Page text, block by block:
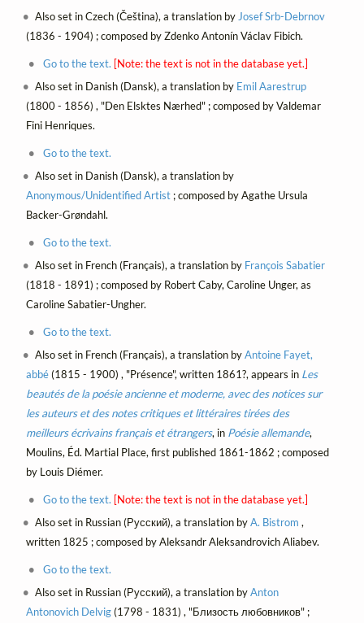
Also set in Czech (Čeština), a translation by Josef Srb-Debrnov
(1836 - 1904) ; composed by Zdenko Antonín Václav Fibich.
Go to the text. [Note: the text is not in the database yet.]
Also set in Danish (Dansk), a translation by Emil Aarestrup
(1800 - 1856) , "Den Elsktes Nærhed" ; composed by Valdemar
Fini Henriques.
Go to the text.
Also set in Danish (Dansk), a translation by
Anonymous/Unidentified Artist; composed by Agathe Ursula
Backer-Grøndahl.
Go to the text.
Also set in French (Français), a translation by François Sabatier
(1818 - 1891) ; composed by Robert Caby, Caroline Unger, as
Caroline Sabatier-Ungher.
Go to the text.
Also set in French (Français), a translation byAntoine Fayet,
abbé(1815 - 1900) , "Présence", written 1861?, appears in Les
beautés de la poésie ancienne et moderne, avec des notices sur
les auteurs et des notes critiques et littéraires tirées des
meilleurs écrivains français et étrangers, in Poésie allemande,
Moulins, Éd. Martial Place, first published 1861-1862 ; composed
by Louis Diémer.
Go to the text. [Note: the text is not in the database yet.]
Also set in Russian (Русский), a translation byA. Bistrom ,
written 1825 ; composed by Aleksandr Aleksandrovich Aliabev.
Go to the text.
Also set in Russian (Русский), a translation byAnton
Antonovich Delvig(1798 - 1831) , "Близость любовников" ;